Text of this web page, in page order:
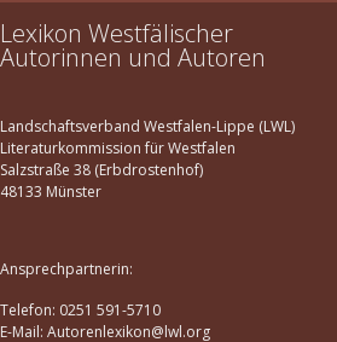
Lexikon Westfälischer
Autorinnen und Autoren
Landschaftsverband Westfalen-Lippe (LWL)
Literaturkommission für Westfalen
Salzstraße 38 (Erbdrostenhof)
48133 Münster
Ansprechpartnerin:
Telefon: 0251 591-5710
E-Mail: Autorenlexikon@lwl.org